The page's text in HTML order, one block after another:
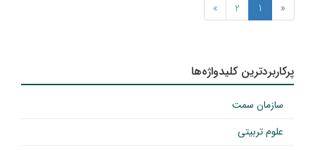
«
1
2
»
پرکاربردترین کلیدواژه‌ها
سازمان سمت
علوم تربیتی